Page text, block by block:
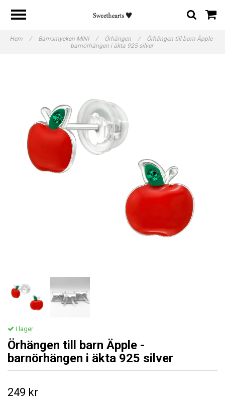
Hem / Barnsmycken MINI / Örhängen /
Örhängen till barn Äpple -
barnörhängen i äkta 925 silver
I lager
Örhängen till barn Äpple -
barnörhängen i äkta 925 silver
249 kr